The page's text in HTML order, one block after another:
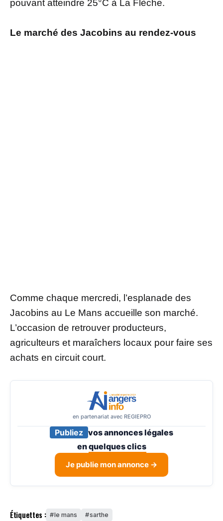
pouvant atteindre 25°C à La Flèche.
Le marché des Jacobins au rendez-vous
Comme chaque mercredi, l’esplanade des
Jacobins au Le Mans accueille son marché.
L’occasion de retrouver producteurs,
agriculteurs et maraîchers locaux pour faire ses
achats en circuit court.
en partenariat avec REGIEPRO
Publiez vos annonces légales
enquelques clics
Je publie mon annonce →
Étiquettes : le mans sarthe